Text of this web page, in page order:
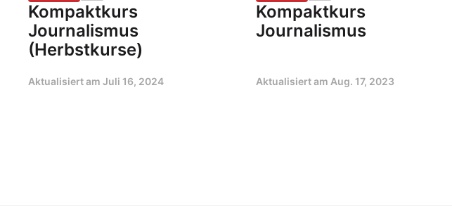
Kompaktkurs
Journalismus
(Herbstkurse)
Aktualisiert am Juli 16, 2024
Kompaktkurs
Journalismus
Aktualisiert am Aug. 17, 2023